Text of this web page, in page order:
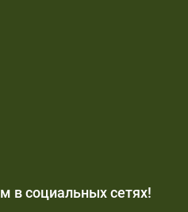
в социальных сетях!